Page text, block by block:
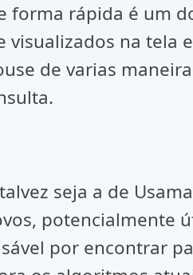
forma rápida é um
na tela
de varias
seja a de
potencialmente
por encontrar